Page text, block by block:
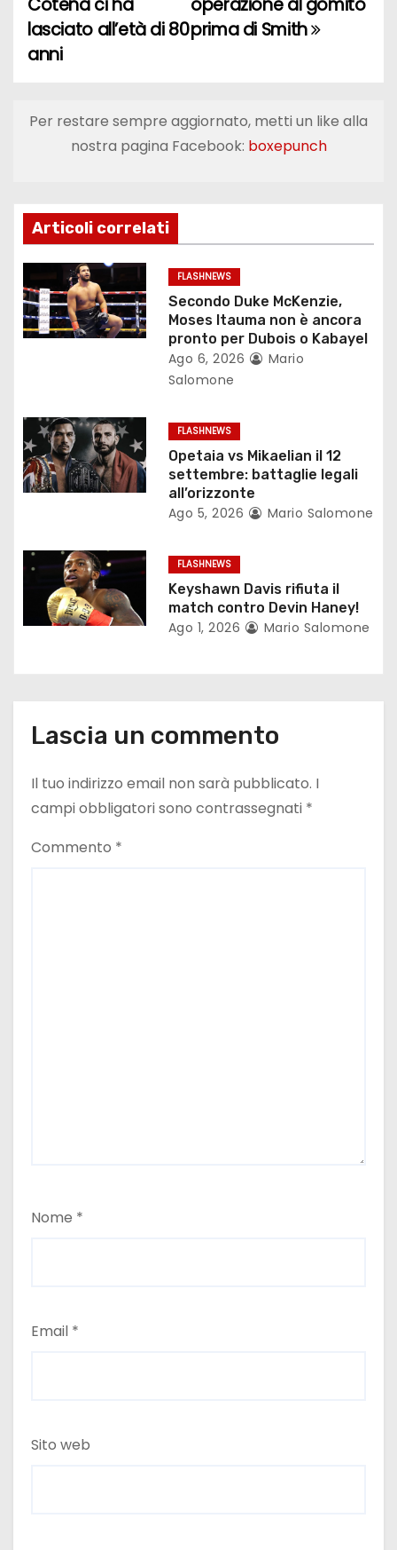
v
g
i
o
n
e
r
t
i
o
i
prima di Smith
lasciato all’età di 80
anni
Per restare sempre aggiornato, metti un like alla
nostra pagina Facebook: boxepunch
Articoli correlati
FLASHNEWS
Secondo Duke McKenzie,
Moses Itauma non è ancora
pronto per Dubois o Kabayel
Ago 6, 2026
Mario
Salomone
FLASHNEWS
Opetaia vs Mikaelian il 12
settembre: battaglie legali
all’orizzonte
Ago 5, 2026 Mario Salomone
FLASHNEWS
Keyshawn Davis rifiuta il
match contro Devin Haney!
Ago 1, 2026 Mario Salomone
Lascia un commento
Il tuo indirizzo email non sarà pubblicato. I
campi obbligatori sono contrassegnati *
Commento *
Nome *
Email *
Sito web